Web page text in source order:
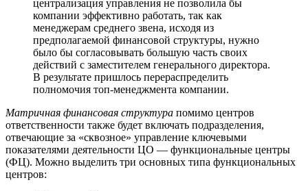
централизация управления не позволила бы
компании эффективно работать, так как
менеджерам среднего звена, исходя из
предполагаемой финансовой структуры, нужно
было бы согласовывать большую часть своих
действий с заместителем генерального директора.
В результате пришлось перераспределить
полномочия топ-менеджмента компании.
Матричная финансовая структура помимо центров
ответственности также будет включать подразделения,
отвечающие за «сквозное» управление ключевыми
показателями деятельности ЦО — функциональные центры
(ФЦ). Можно выделить три основных типа функциональных
центров: